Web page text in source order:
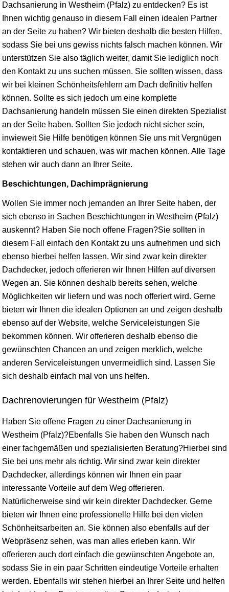
Dachsanierung in Westheim (Pfalz) zu entdecken? Es ist
Ihnen wichtig genauso in diesem Fall einen idealen Partner
an der Seite zu haben? Wir bieten deshalb die besten Hilfen,
sodass Sie bei uns gewiss nichts falsch machen können. Wir
unterstützen Sie also täglich weiter, damit Sie lediglich noch
den Kontakt zu uns suchen müssen. Sie sollten wissen, dass
wir bei kleinen Schönheitsfehlern am Dach definitiv helfen
können. Sollte es sich jedoch um eine komplette
Dachsanierung handeln müssen Sie einen direkten Spezialist
an der Seite haben. Sollten Sie jedoch nicht sicher sein,
inwieweit Sie Hilfe benötigen können Sie uns mit Vergnügen
kontaktieren und schauen, was wir machen können. Alle Tage
stehen wir auch dann an Ihrer Seite.
Beschichtungen, Dachimprägnierung
Wollen Sie immer noch jemanden an Ihrer Seite haben, der
sich ebenso in Sachen Beschichtungen in Westheim (Pfalz)
auskennt? Haben Sie noch offene Fragen?Sie sollten in
diesem Fall einfach den Kontakt zu uns aufnehmen und sich
ebenso hierbei helfen lassen. Wir sind zwar kein direkter
Dachdecker, jedoch offerieren wir Ihnen Hilfen auf diversen
Wegen an. Sie können deshalb bereits sehen, welche
Möglichkeiten wir liefern und was noch offeriert wird. Gerne
bieten wir Ihnen die idealen Optionen an und zeigen deshalb
ebenso auf der Website, welche Serviceleistungen Sie
bekommen können. Wir offerieren deshalb ebenso die
gewünschten Chancen an und zeigen merklich, welche
anderen Serviceleistungen unvermeidlich sind. Lassen Sie
sich deshalb einfach mal von uns helfen.
Dachrenovierungen für Westheim (Pfalz)
Haben Sie offene Fragen zu einer Dachsanierung in
Westheim (Pfalz)?Ebenfalls Sie haben den Wunsch nach
einer fachgemäßen und spezialisierten Beratung?Hierbei sind
Sie bei uns mehr als richtig. Wir sind zwar kein direkter
Dachdecker, allerdings können wir Ihnen ein paar
interessante Vorteile auf dem Weg offerieren.
Natürlicherweise sind wir kein direkter Dachdecker. Gerne
bieten wir Ihnen eine professionelle Hilfe bei den vielen
Schönheitsarbeiten an. Sie können also ebenfalls auf der
Webpräsenz sehen, was man alles erleben kann. Wir
offerieren auch dort einfach die gewünschten Angebote an,
sodass Sie in ein paar Schritten eindeutige Vorteile erhalten
werden. Ebenfalls wir stehen hierbei an Ihrer Seite und helfen